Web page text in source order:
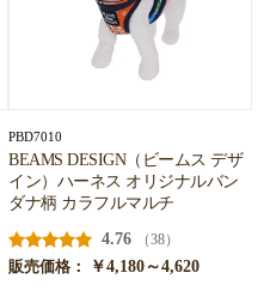
PBD7010
BEAMS DESIGN（ビームス デザ
イン）ハーネス オリジナルバン
ダナ柄 カラフルマルチ
4.76
（38）
販売価格：
￥4,180～4,620